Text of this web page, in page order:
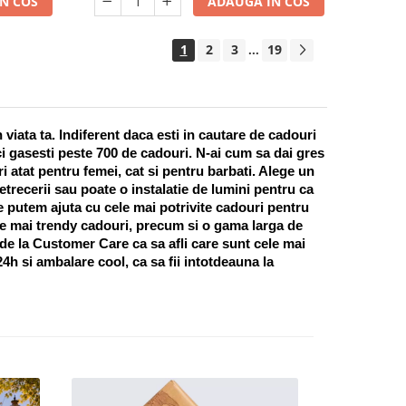
1 2 3 ... 19
ta. Indiferent daca esti in cautare de cadouri
peste 700 de cadouri. N-ai cum sa dai gres
atat pentru femei, cat si pentru barbati. Alege un
sau poate o instalatie de lumini pentru ca
ajuta cu cele mai potrivite cadouri pentru
mai trendy cadouri, precum si o gama larga de
la Customer Care ca sa afli care sunt cele mai
si ambalare cool, ca sa fii intotdeauna la